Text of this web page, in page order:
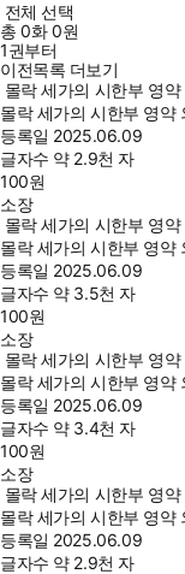
전체 선택
총0화0원
1권부터
이전목록 더보기
몰락 세가의 시한부 영
몰락 세가의 시한부 영약
등록일 2025.06.09
글자수 약 2.9천 자
100원
소장
몰락 세가의 시한부 영
몰락 세가의 시한부 영약
등록일 2025.06.09
글자수 약 3.5천 자
100원
소장
몰락 세가의 시한부 영
몰락 세가의 시한부 영약
등록일 2025.06.09
글자수 약 3.4천 자
100원
소장
몰락 세가의 시한부 영
몰락 세가의 시한부 영약
등록일 2025.06.09
글자수 약 2.9천 자